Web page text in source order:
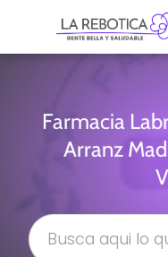
Farmacia
Arranz